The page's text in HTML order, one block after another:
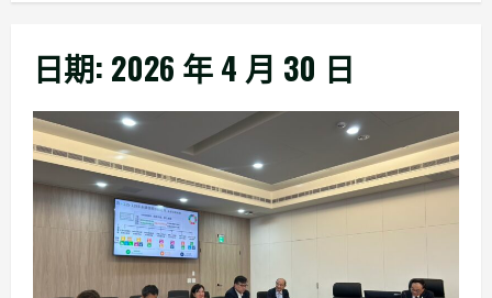
日期: 2026 年 4 月 30 日